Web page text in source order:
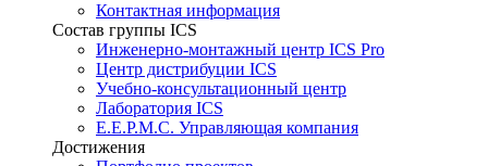
Контактная информация
Состав группы ICS
Инженерно-монтажный центр ICS Pro
Центр дистрибуции ICS
Учебно-консультационный центр
Лаборатория ICS
E.E.P.M.C. Управляющая компания
Достижения